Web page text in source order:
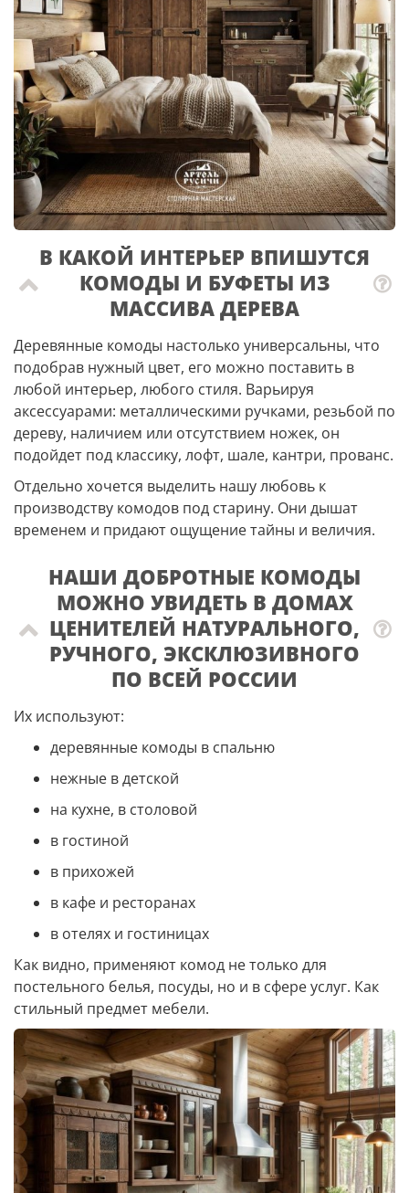
В КАКОЙ ИНТЕРЬЕР ВПИШУТСЯ
КОМОДЫ И БУФЕТЫ ИЗ
МАССИВА ДЕРЕВА
Деревянные комоды настолько универсальны, что
подобрав нужный цвет, его можно поставить в
любой интерьер, любого стиля. Варьируя
аксессуарами: металлическими ручками, резьбой по
дереву, наличием или отсутствием ножек, он
подойдет под классику, лофт, шале, кантри, прованс.
Отдельно хочется выделить нашу любовь к
производству комодов под старину. Они дышат
временем и придают ощущение тайны и величия.
НАШИ ДОБРОТНЫЕ КОМОДЫ
МОЖНО УВИДЕТЬ В ДОМАХ
ЦЕНИТЕЛЕЙ НАТУРАЛЬНОГО,
РУЧНОГО, ЭКСКЛЮЗИВНОГО
ПО ВСЕЙ РОССИИ
Их используют:
деревянные комоды в спальню
нежные в детской
на кухне, в столовой
в гостиной
в прихожей
в кафе и ресторанах
в отелях и гостиницах
Как видно, применяют комод не только для
постельного белья, посуды, но и в сфере услуг. Как
стильный предмет мебели.